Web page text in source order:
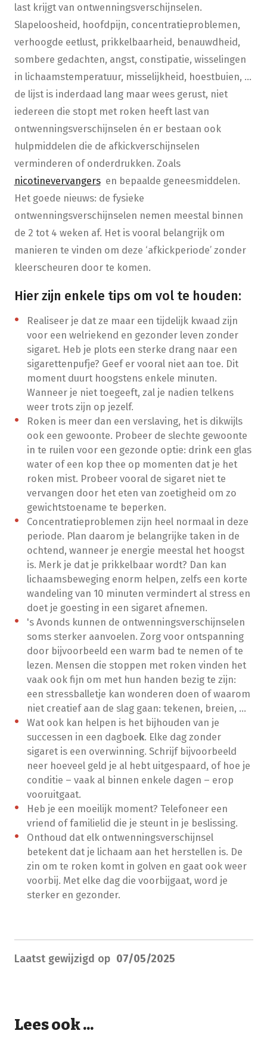
last krijgt van ontwenningsverschijnselen.
Slapeloosheid, hoofdpijn, concentratieproblemen,
verhoogde eetlust, prikkelbaarheid, benauwdheid,
sombere gedachten, angst, constipatie, wisselingen
in lichaamstemperatuur, misselijkheid, hoestbuien, …
de lijst is inderdaad lang maar wees gerust, niet
iedereen die stopt met roken heeft last van
ontwenningsverschijnselen én er bestaan ook
hulpmiddelen die de afkickverschijnselen
verminderen of onderdrukken. Zoals
nicotinevervangersen bepaalde geneesmiddelen.
Het goede nieuws: de fysieke
ontwenningsverschijnselen nemen meestal binnen
de 2 tot 4 weken af. Het is vooral belangrijk om
manieren te vinden om deze ‘afkickperiode’ zonder
kleerscheuren door te komen.
Hier zijn enkele tips om vol te houden:
Realiseer je dat ze maar een tijdelijk kwaad zijn
voor een welriekend en gezonder leven zonder
sigaret. Heb je plots een sterke drang naar een
sigarettenpufje? Geef er vooral niet aan toe. Dit
moment duurt hoogstens enkele minuten.
Wanneer je niet toegeeft, zal je nadien telkens
weer trots zijn op jezelf.
Roken is meer dan een verslaving, het is dikwijls
ook een gewoonte. Probeer de slechte gewoonte
in te ruilen voor een gezonde optie: drink een glas
water of een kop thee op momenten dat je het
roken mist. Probeer vooral de sigaret niet te
vervangen door het eten van zoetigheid om zo
gewichtstoename te beperken.
Concentratieproblemen zijn heel normaal in deze
periode. Plan daarom je belangrijke taken in de
ochtend, wanneer je energie meestal het hoogst
is. Merk je dat je prikkelbaar wordt? Dan kan
lichaamsbeweging enorm helpen, zelfs een korte
wandeling van 10 minuten vermindert al stress en
doet je goesting in een sigaret afnemen.
's Avonds kunnen de ontwenningsverschijnselen
soms sterker aanvoelen. Zorg voor ontspanning
door bijvoorbeeld een warm bad te nemen of te
lezen. Mensen die stoppen met roken vinden het
vaak ook fijn om met hun handen bezig te zijn:
een stressballetje kan wonderen doen of waarom
niet creatief aan de slag gaan: tekenen, breien, ...
Wat ook kan helpen is het bijhouden van je
successen in een dagboek. Elke dag zonder
sigaret is een overwinning. Schrijf bijvoorbeeld
neer hoeveel geld je al hebt uitgespaard, of hoe je
conditie – vaak al binnen enkele dagen – erop
vooruitgaat.
Heb je een moeilijk moment? Telefoneer een
vriend of familielid die je steunt in je beslissing.
Onthoud dat elk ontwenningsverschijnsel
betekent dat je lichaam aan het herstellen is. De
zin om te roken komt in golven en gaat ook weer
voorbij. Met elke dag die voorbijgaat, word je
sterker en gezonder.
Laatst gewijzigd op 07/05/2025
Lees ook ...